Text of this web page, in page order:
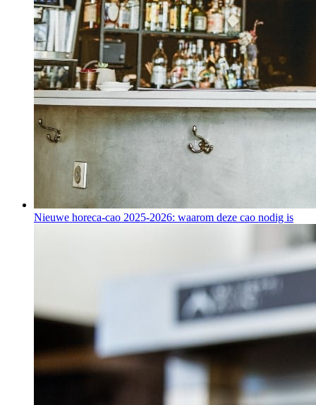
Nieuwe horeca-cao 2025-2026: waarom deze cao nodig is